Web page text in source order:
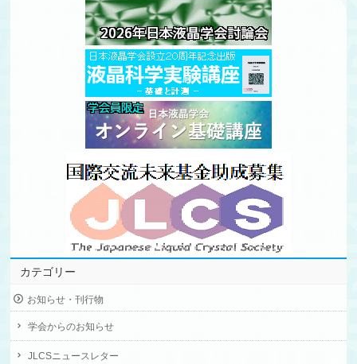
カテゴリー
お知らせ・刊行物
学会からのお知らせ
JLCSニュースレター